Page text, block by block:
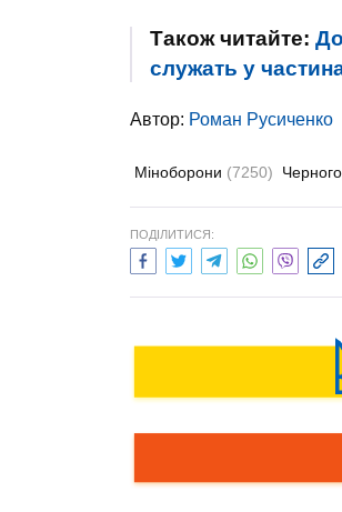
Також читайте:
служать у
Автор: Роман Русиченко
Міноборони (7250)
ПОДІЛИТИСЯ: